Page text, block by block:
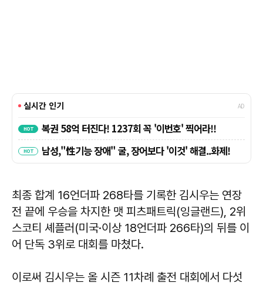
최종 합계 16언더파 268타를 기록한 김시우는 연장
전 끝에 우승을 차지한 맷 피츠패트릭(잉글랜드), 2위
스코티 셰플러(미국·이상 18언더파 266타)의 뒤를 이
어 단독 3위로 대회를 마쳤다.
이로써 김시우는 올 시즌 11차례 출전 대회에서 다섯